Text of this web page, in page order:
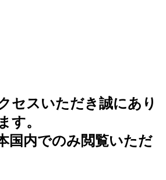
セスいただき誠にあり
す。
国内でのみ閲覧いただ